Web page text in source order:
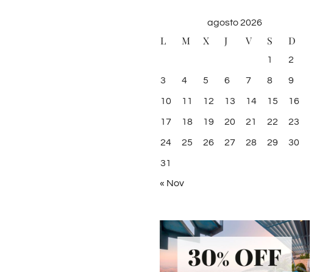
agosto 2026
L M X J V S D
1 2
3 4 5 6 7 8 9
10 11 12 13 14 15 16
17 18 19 20 21 22 23
24 25 26 27 28 29 30
31
« Nov